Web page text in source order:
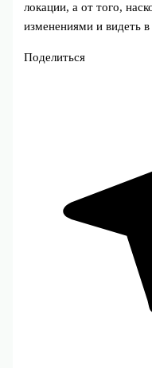
локации, а от того,
изменениями и видеть
Поделиться